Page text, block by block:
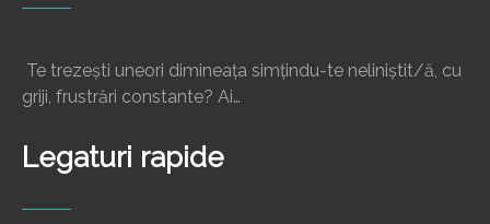
Te trezești uneori dimineața simțindu-te neliniștit/ă, cu
griji, frustrări constante? Ai…
Legaturi rapide